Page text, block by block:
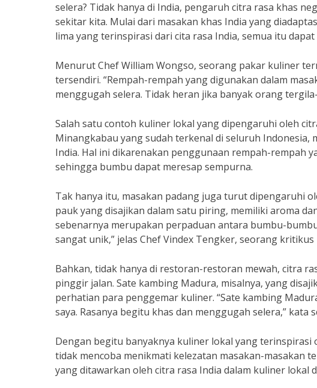
selera? Tidak hanya di India, pengaruh citra rasa khas
sekitar kita. Mulai dari masakan khas India yang
lima yang terinspirasi dari cita rasa India, semua itu
Menurut Chef William Wongso, seorang pakar kuliner
tersendiri. “Rempah-rempah yang digunakan dalam
menggugah selera. Tidak heran jika banyak orang
Salah satu contoh kuliner lokal yang dipengaruhi oleh
Minangkabau yang sudah terkenal di seluruh Indonesia,
India. Hal ini dikarenakan penggunaan rempah-rempah
sehingga bumbu dapat meresap sempurna.
Tak hanya itu, masakan padang juga turut dipengaruhi
pauk yang disajikan dalam satu piring, memiliki aroma
sebenarnya merupakan perpaduan antara bumbu-
sangat unik,” jelas Chef Vindex Tengker, seorang kritikus
Bahkan, tidak hanya di restoran-restoran mewah, citra
pinggir jalan. Sate kambing Madura, misalnya, yang
perhatian para penggemar kuliner. “Sate kambing
saya. Rasanya begitu khas dan menggugah selera,” kata
Dengan begitu banyaknya kuliner lokal yang
tidak mencoba menikmati kelezatan masakan-masakan
yang ditawarkan oleh citra rasa India dalam kuliner lokal